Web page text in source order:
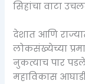
सिहांचा वाटा
देशात आणि
लोकसंख्येच्या
नुकत्याच पार
महाविकास